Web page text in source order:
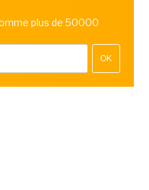
plus de 50000
OK